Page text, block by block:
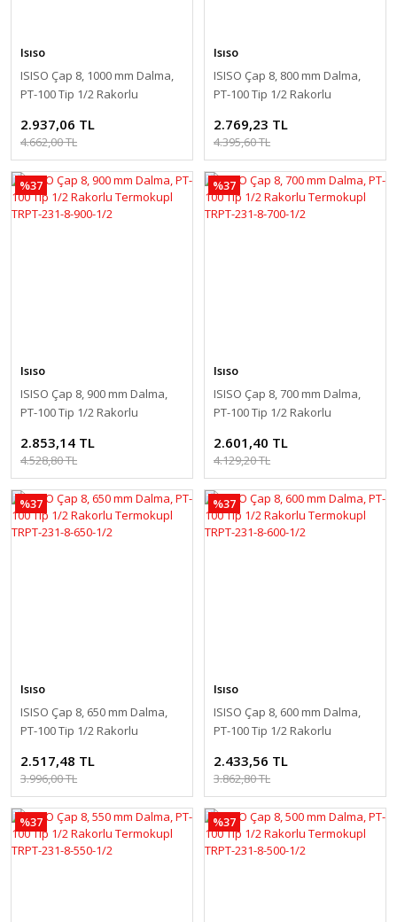
Isıso
ISISO Çap 8, 1000 mm Dalma,
PT-100 Tip 1/2 Rakorlu
1/2
2.937,06 TL
4.662,00 TL
Isıso
ISISO Çap 8, 800 mm Dalma,
PT-100 Tip 1/2 Rakorlu
2.769,23 TL
4.395,60 TL
%37
Isıso
ISISO Çap 8, 900 mm Dalma,
PT-100 Tip 1/2 Rakorlu
2.853,14 TL
4.528,80 TL
%37
Isıso
ISISO Çap 8, 700 mm Dalma,
PT-100 Tip 1/2 Rakorlu
2.601,40 TL
4.129,20 TL
%37
Isıso
ISISO Çap 8, 650 mm Dalma,
PT-100 Tip 1/2 Rakorlu
2.517,48 TL
3.996,00 TL
%37
Isıso
ISISO Çap 8, 600 mm Dalma,
PT-100 Tip 1/2 Rakorlu
2.433,56 TL
3.862,80 TL
%37 %37